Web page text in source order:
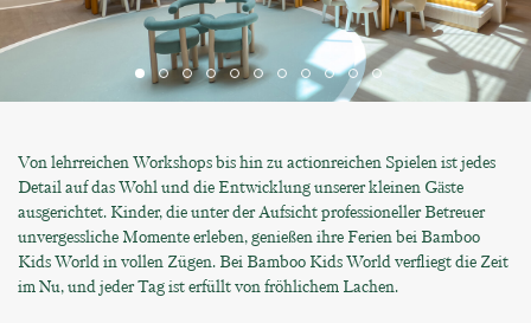
Von lehrreichen Workshops bis hin zu actionreichen Spielen ist jedes
Detail auf das Wohl und die Entwicklung unserer kleinen Gäste
ausgerichtet. Kinder, die unter der Aufsicht professioneller Betreuer
unvergessliche Momente erleben, genießen ihre Ferien bei Bamboo
Kids World in vollen Zügen. Bei Bamboo Kids World verfliegt die Zeit
im Nu, und jeder Tag ist erfüllt von fröhlichem Lachen.